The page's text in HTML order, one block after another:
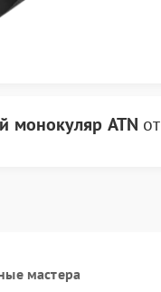
монокуляр ATN от
мастера